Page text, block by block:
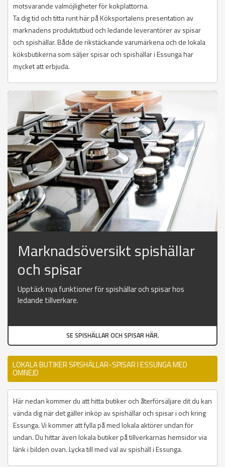
motsvarande valmöjligheter för kokplattorna.
Ta dig tid och titta runt här på Köksportalens presentation av
marknadens produktutbud och ledande leverantörer av spisar
och spishällar. Både de rikstäckande varumärkena och de lokala
köksbutikerna som säljer spisar och spishällar i Essunga har
mycket att erbjuda.
Marknadsöversikt spishällar
och spisar
Upptäck nya funktioner för spishällar och spisar hos
ledande tillverkare.
SE SPISHÄLLAR OCH SPISAR HÄR.
LOKALA BUTIKER SPISHÄLLAR-SPISAR I ESSUNGA MED
OMNEJD
Här nedan kommer du att hitta butiker och återförsäljare dit du kan
vända dig när det gäller inköp av spishällar och spisar i och kring
Essunga. Vi kommer att fylla på med lokala aktörer undan för
undan. Du hittar även lokala butiker på tillverkarnas hemsidor via
länk i bilden ovan. Lycka till med val av spishäll i Essunga.